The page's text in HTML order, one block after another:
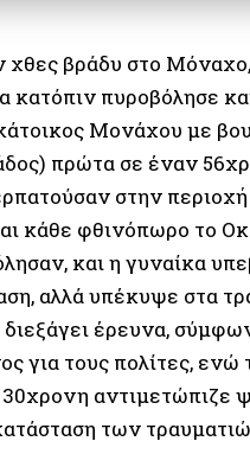
χθες βράδυ στο
κατόπιν πυροβόλησε
Μονάχου με
πρώτα σε έναν
στην
κάθε φθινόπωρο το
και η γυναίκα
αλλά υπέκυψε στα
διεξάγει έρευνα,
για τους πολίτες, ενώ
αντιμετώπιζε
των